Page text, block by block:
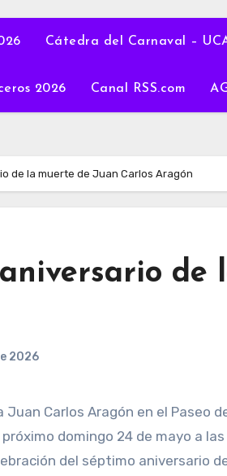
Cátedra del Carnaval –
2026 Canal RSS.com
de la muerte de Juan Carlos Aragón
de
2026
domingo 24 de mayo a las
del séptimo aniversario